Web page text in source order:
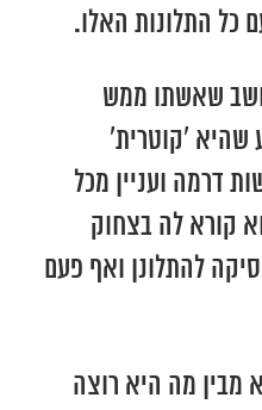
כל התלונות האלו.
שאשתו ממש
שהיא ‘קוטרית’
דרמה ועניין מכל
קורא לה בצחוק
להתלונן ואף פעם
מבין מה היא רוצה